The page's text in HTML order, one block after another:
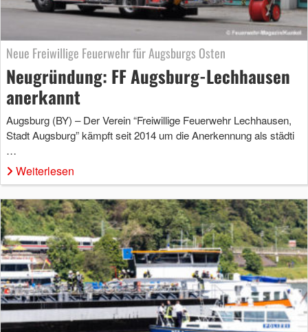
Neue Freiwillige Feuerwehr für Augsburgs Osten
Neugründung: FF Augsburg-Lechhausen
anerkannt
Augsburg (BY) – Der Verein “Freiwillige Feuerwehr Lechhausen,
Stadt Augsburg” kämpft seit 2014 um die Anerkennung als städti
…
Weiterlesen